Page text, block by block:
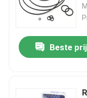
Beste